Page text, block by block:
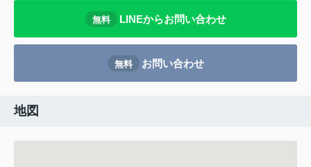
無料 LINEからお問い合わせ
無料 お問い合わせ
地図